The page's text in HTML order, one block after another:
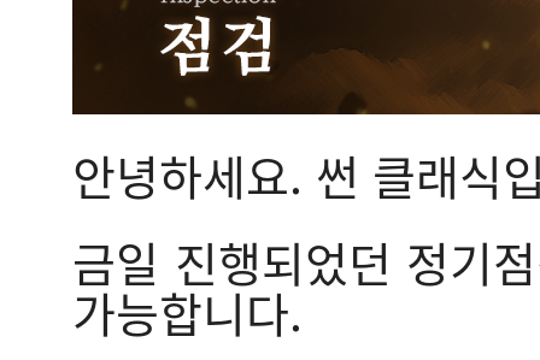
안녕하세요. 썬 클래식
금일 진행되었던 정기
가능합니다.